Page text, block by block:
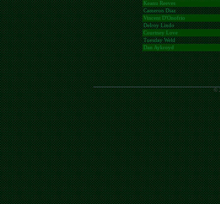
Keanu Reeves
Cameron Diaz
Vincent D'Onofrio
Delroy Lindo
Courtney Love
Tuesday Weld
Dan Aykroyd
©